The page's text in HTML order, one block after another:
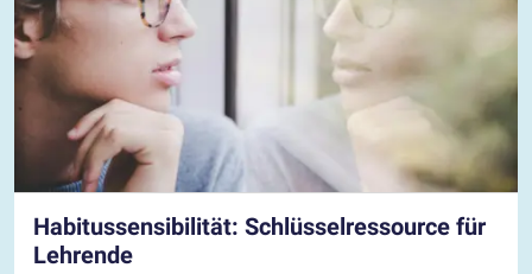
Habitussensibilität: Schlüsselressource für
Lehrende